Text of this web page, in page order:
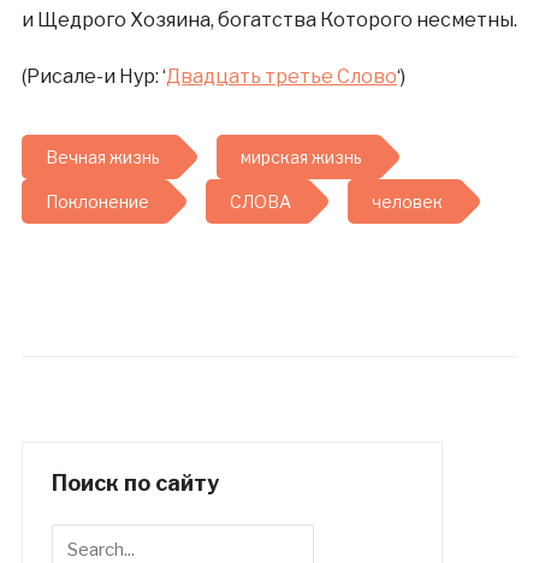
и Щедрого Хозяина, богатства Которого несметны.
(Рисале-и Нур: ‘Двадцать третье Слово‘)
Вечная жизнь мирская жизнь
Поклонение СЛОВА человек
Поиск по сайту